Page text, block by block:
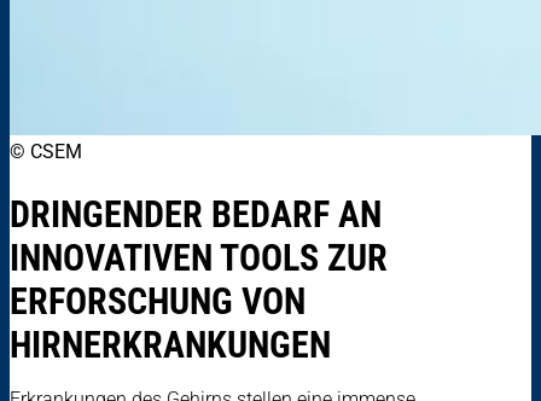
© CSEM
DRINGENDER BEDARF AN
INNOVATIVEN TOOLS ZUR
ERFORSCHUNG VON
HIRNERKRANKUNGEN